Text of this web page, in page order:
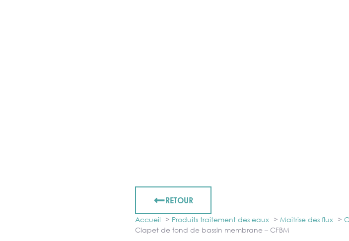
RETOUR
Accueil Produits traitement des eaux Maitrise des flux
Clapet de fond de bassin membrane – CFBM